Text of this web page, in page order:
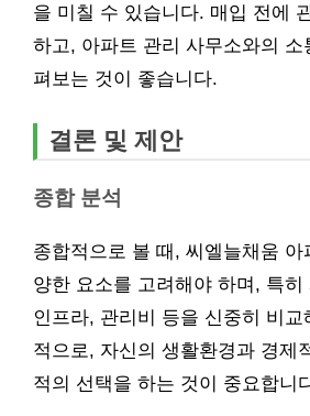
을 미칠 수 있습니다. 매입 전에
하고, 아파트 관리 사무소와의 소
펴보는 것이 좋습니다.
결론 및 제안
종합 분석
종합적으로 볼 때, 씨엘늘채움
양한 요소를 고려해야 하며, 특
인프라, 관리비 등을 신중히 비
적으로, 자신의 생활환경과 경제
적의 선택을 하는 것이 중요합니